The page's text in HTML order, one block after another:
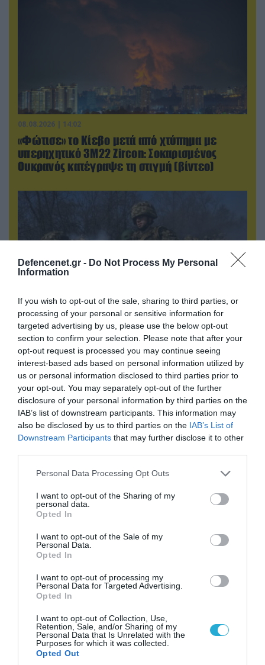
Defencenet.gr - Do Not Process My Personal
Information
If you wish to opt-out of the sale, sharing to third parties, or
processing of your personal or sensitive information for
targeted advertising by us, please use the below opt-out
section to confirm your selection. Please note that after your
opt-out request is processed you may continue seeing
interest-based ads based on personal information utilized by
us or personal information disclosed to third parties prior to
your opt-out. You may separately opt-out of the further
disclosure of your personal information by third parties on the
IAB’s list of downstream participants. This information may
also be disclosed by us to third parties on the IAB’s List of
Downstream Participants that may further disclose it to other
Please note that this website/app uses one or more Google
not limited to your visit or usage behaviour. You may click to
grant or deny consent to Google and its third-party tags to
use your data for below specified purposes in below Google
consent section.
Personal Data Processing Opt Outs
I want to opt-out of the Sharing of my
personal data.
Opted In
I want to opt-out of the Sale of my
Personal Data.
Opted In
I want to opt-out of processing my
Personal Data for Targeted Advertising.
Opted In
I want to opt-out of Collection, Use,
Retention, Sale, and/or Sharing of my
Personal Data that Is Unrelated with the
Purposes for which it was collected.
Opted Out
08.08.2026 | 14:02
«Φώτισε» το Κίεβο μετά από χτύπημα με
υπερηχητικό 3M22 Zircon: Σοκαρισμένος
Ουκρανός κατέγραψε τη στιγμή (βίντεο)
07.08.2026 | 19:02
Απετράπη το εγχείρημα Ουκρανών για
αντεπίθεση στο Κολομίγτσι: Δείτε το πριν & το
μετά της προσπάθειάς τους (βίντεο)
08.08.2026 | 12:02
Ιράν: Δημοσίευσε φωτογραφίες
αμερικανικών και ισραηλινών αεροσκαφών &
drones που καταρρίφθηκαν
ΠΟΛΙΤΙΚΗ